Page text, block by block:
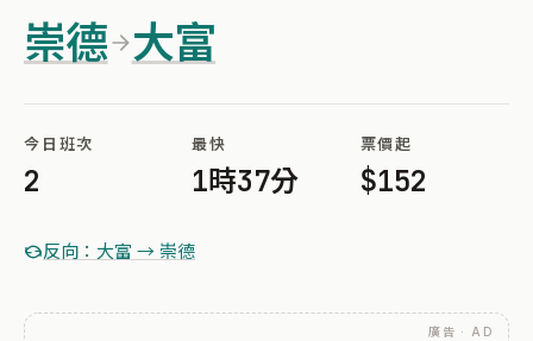
崇德 大富
今日班次
2
最快
1時37分
票價起
$152
反向：大富 → 崇德
廣告 · AD